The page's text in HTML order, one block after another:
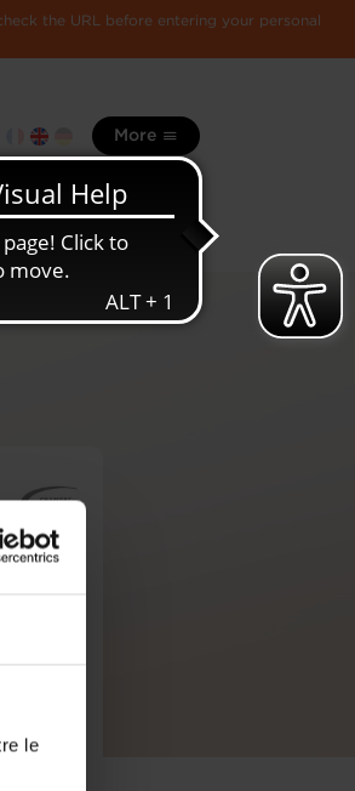
le
the URL before entering your personal
More
Luxembourg
economy